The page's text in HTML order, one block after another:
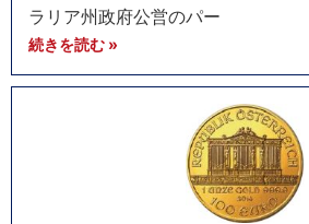
ラリア州政府公営のパー
続きを読む »